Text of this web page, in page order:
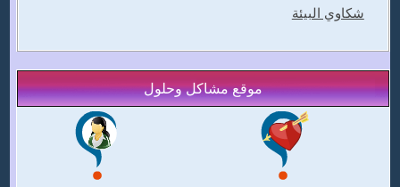
شكاوي البيئة
موقع مشاكل وحلول